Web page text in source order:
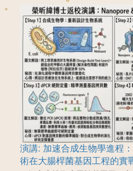
演講: 加速合成生物學進程
術在大腸桿菌基因工程的實